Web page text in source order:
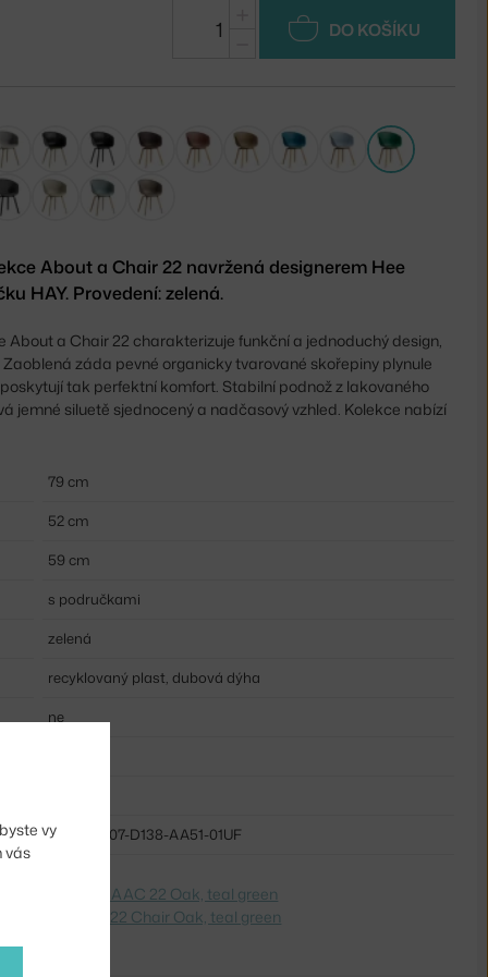
DO KOŠÍKU
About a Chair 22 navržená designerem Hee
HAY. Provedení: zelená.
About a Chair 22 charakterizuje funkční a jednoduchý design,
záda pevné organicky tvarované skořepiny plynule
tak perfektní komfort. Stabilní podnož z lakovaného
jemné siluetě sjednocený a nadčasový vzhled. Kolekce nabízí
79 cm
52 cm
59 cm
s područkami
zelená
recyklovaný plast, dubová dýha
ne
HAY-AA207-D138-AA51-01UF
Stolička AAC 22 Oak, teal green
to
AAC 22 Chair Oak, teal green
vy
vás